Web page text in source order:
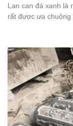
Lan can đá xanh
rất được ưa chuộng